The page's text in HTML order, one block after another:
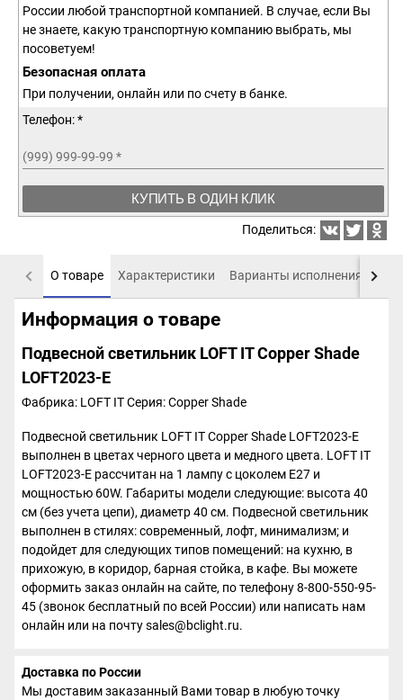
России любой транспортной компанией. В случае, если Вы
не знаете, какую транспортную компанию выбрать, мы
посоветуем!
Безопасная оплата
При получении, онлайн или по счету в банке.
Телефон: *
(999) 999-99-99 *
КУПИТЬ В ОДИН КЛИК
Поделиться:
О товаре Характеристики Варианты исполнения
Информация о товаре
Подвесной светильник LOFT IT Copper Shade
LOFT2023-E
Фабрика: LOFT ITСерия: Copper Shade
Подвесной светильник LOFT IT Copper Shade LOFT2023-E
выполнен в цветах черного цвета и медного цвета. LOFT IT
LOFT2023-E рассчитан на 1 лампу с цоколем E27 и
мощностью 60W. Габариты модели следующие: высота 40
см (без учета цепи), диаметр 40 см. Подвесной светильник
выполнен в стилях: современный, лофт, минимализм; и
подойдет для следующих типов помещений: на кухню, в
прихожую, в коридор, барная стойка, в кафе. Вы можете
оформить заказ онлайн на сайте, по телефону 8-800-550-95-
45 (звонок бесплатный по всей России) или написать нам
онлайн или на почту sales@bclight.ru.
Доставка по России
Мы доставим заказанный Вами товар в любую точку